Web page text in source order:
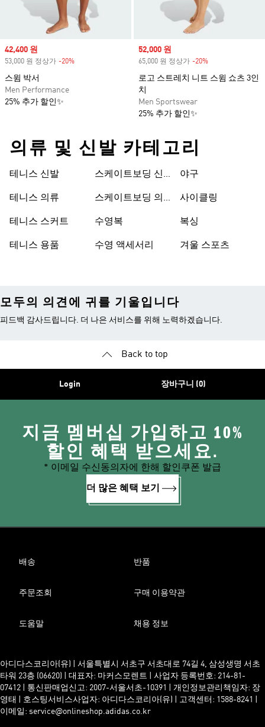
Sale price
42,400 원
53,000 원 정상가 -20%
스윔 박서
Men Performance
25% 추가 할인✨
Sale price
52,000 원
65,000 원 정상가 -20%
로고 스트레치 니트 스윔 쇼츠 3인
치
Men Sportswear
25% 추가 할인✨
의류 및 신발 카테고리
테니스 신발
테니스 의류
테니스 스커트
테니스 용품
스케이트보딩 신
스케이트보딩 의
수영복
수영 액세서리
야구
사이클링
복싱
겨울 스포츠
모두의 의견에 귀를 기울입니다
피드백 감사드립니다. 더 나은 서비스를 위해 노력하겠습니다.
Back to top
Login 장바구니 (0)
지금 멤버십 가입하고 10%
할인 혜택 받으세요.
* 이메일 수신동의자에 한해 할인쿠폰 발급
더 많은 혜택 보기
배송 반품
주문조회 구매 이용약관
도움말 채용 정보
아디다스코리아(유) | 서울특별시 서초구 서초대로 74길 4, 삼성생명 서초
타워 23층 (06620) | 대표자: 마커스모렌트 | 사업자 등록번호: 214-81-
07412 | 통신판매업신고: 2007-서울서초-10391 | 개인정보관리책임자: 장
영태 | 호스팅서비스사업자: 아디다스코리아(유) | 고객센터: 1588-8241 |
이메일: service@onlineshop.adidas.co.kr